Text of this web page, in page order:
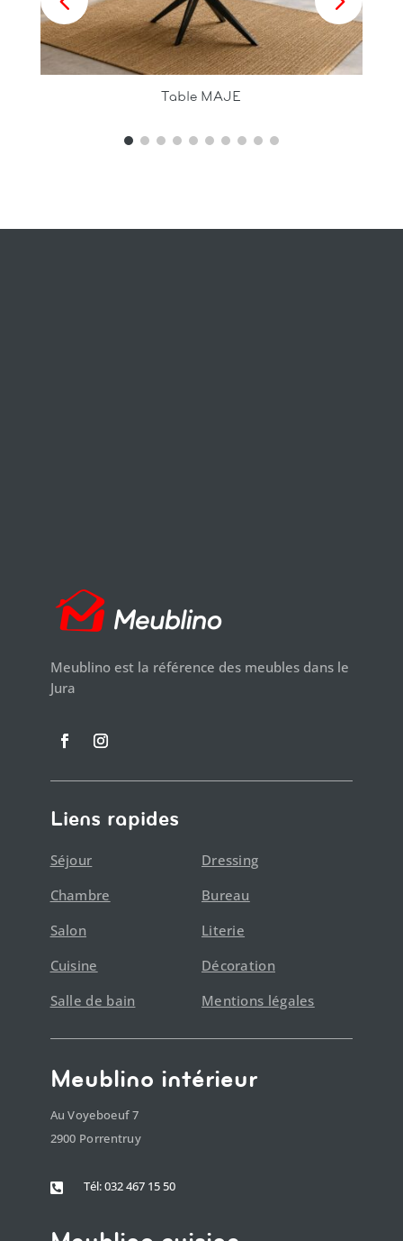
Table MAJE
Meublino est la référence des meubles dans le
Jura
Liens rapides
Séjour
Chambre
Salon
Cuisine
Salle de bain
Dressing
Bureau
Literie
Décoration
Mentions légales
Meublino intérieur
Au Voyeboeuf 7
2900 Porrentruy
 Tél: 032 467 15 50